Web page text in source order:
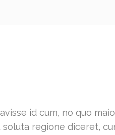
id cum, no quo
regione diceret,